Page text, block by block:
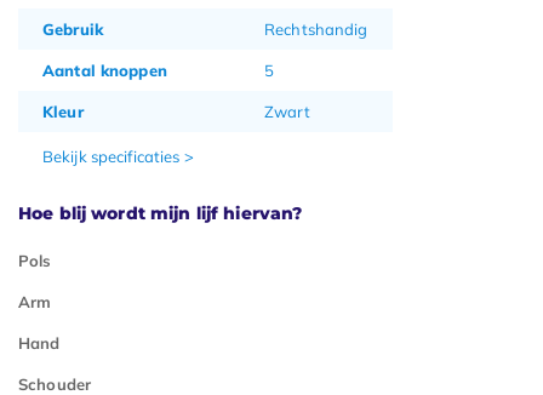
Gebruik Rechtshandig
Aantal knoppen 5
Kleur Zwart
Bekijk specificaties >
Hoe blij wordt mijn lijf hiervan?
Pols
Arm
Hand
Schouder